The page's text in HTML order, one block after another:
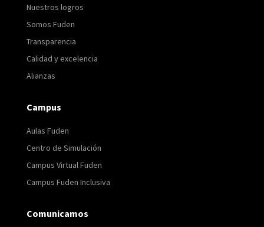
Nuestros logros
Somos Fuden
Transparencia
Calidad y excelencia
Alianzas
Campus
Aulas Fuden
Centro de Simulación
Campus Virtual Fuden
Campus Fuden Inclusiva
Comunicamos